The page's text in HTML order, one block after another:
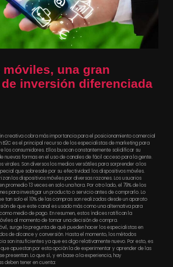
una gran
inversión diferenciada
creativa cobra más importancia para el posicionamiento comercial
B2C es el principal recurso de los especialistas de marketing para
los consumidores. Ellos buscan constantemente solidificar su
nuevas formas en el uso de canales de fácil acceso para la gente.
virales. Son diversos los medios versátiles para sorprender a los
que sobresale por su efectividad: los dispositivos móviles.
los dispositivos móviles por diversas razones. Los usuarios
promedio 13 veces en solo una hora. Por otro lado, el 79% de los
para investigar un producto o servicio antes de comprarlo. Lo
tan solo el 10% de las compras son realizadas desde un aparato
de que este canal es usado más como una alternativa para
medio de pago. En resumen, estos índices ratifican la
al momento de tomar una decisión de compra.
surge la pregunta de qué pueden hacer los especialistas en
de alcance y conversión. Hasta el momento, los métodos
son insuficientes ya que es algo relativamente nuevo. Por esto, es
apuestan por esta opción la de experimentar y aprender de las
presentan. Lo que sí, y en base a la experiencia, hay
deben tener en cuenta: